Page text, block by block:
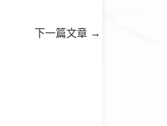
下一篇文章 →